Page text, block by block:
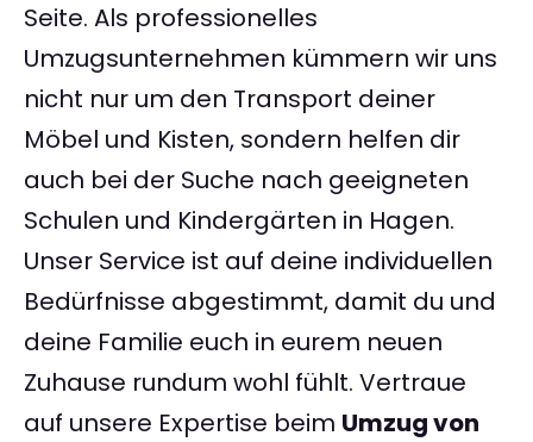
Seite. Als professionelles
Umzugsunternehmen kümmern wir uns
nicht nur um den Transport deiner
Möbel und Kisten, sondern helfen dir
auch bei der Suche nach geeigneten
Schulen und Kindergärten in Hagen.
Unser Service ist auf deine individuellen
Bedürfnisse abgestimmt, damit du und
deine Familie euch in eurem neuen
Zuhause rundum wohl fühlt. Vertraue
auf unsere Expertise beim Umzug von